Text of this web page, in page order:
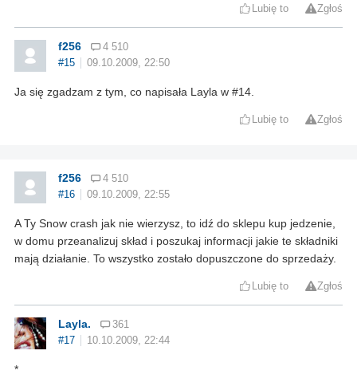
Lubię to Zgłoś
f256
4 510
#15
09.10.2009, 22:50
Ja się zgadzam z tym, co napisała Layla w #14.
Lubię to Zgłoś
f256
4 510
#16
09.10.2009, 22:55
A Ty Snow crash jak nie wierzysz, to idź do sklepu kup jedzenie,
w domu przeanalizuj skład i poszukaj informacji jakie te składniki
mają działanie. To wszystko zostało dopuszczone do sprzedaży.
Lubię to Zgłoś
Layla.
361
#17
10.10.2009, 22:44
*